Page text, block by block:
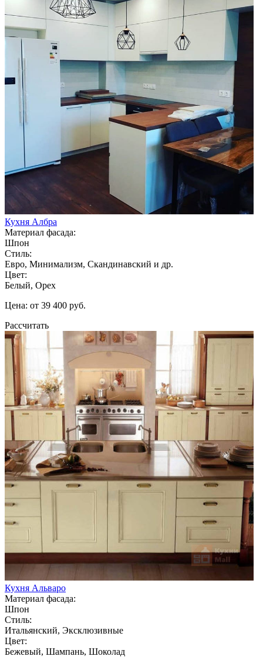
Кухня Албра
Материал фасада:
Шпон
Стиль:
Евро, Минимализм, Скандинавский и др.
Цвет:
Белый, Орех
Цена: от 39 400 руб.
Рассчитать
Кухня Альваро
Материал фасада:
Шпон
Стиль:
Итальянский, Эксклюзивные
Цвет:
Бежевый, Шампань, Шоколад